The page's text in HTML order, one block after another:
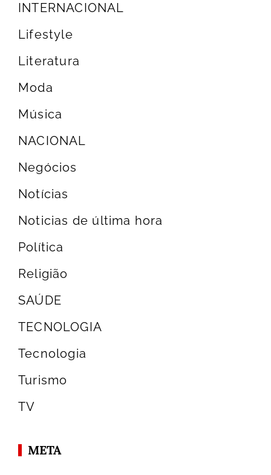
INTERNACIONAL
Lifestyle
Literatura
Moda
Música
NACIONAL
Negócios
Notícias
Noticias de última hora
Política
Religião
SAÚDE
TECNOLOGIA
Tecnologia
Turismo
TV
META